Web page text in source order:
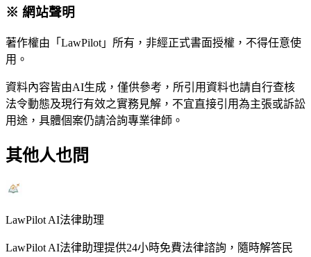
※ 網站聲明
著作權由「LawPilot」所有，非經正式書面授權，不得任意使
用。
資料內容皆由AI生成，僅供參考，所引用資料也請自行查核
法令動態及現行有效之實務見解，不宜直接引用為主張或訴訟
用途，具體個案仍請洽詢專業律師。
其他人也問
LawPilot AI法律助理
LawPilot AI法律助理提供24小時免費法律諮詢，隨時解答民